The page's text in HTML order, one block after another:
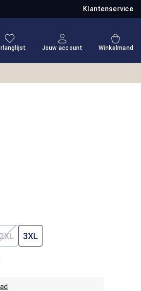
Klantenservice
Je hebt 0 items op je verlanglijstje
Jouw account Winkelmand
niet beschikbaar.)
is momenteel niet beschikbaar.)
optie is momenteel niet beschikbaar.)
2XL(Deze optie is momenteel niet
3XL